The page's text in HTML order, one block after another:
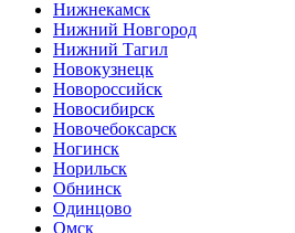
Нижнекамск
Нижний Новгород
Нижний Тагил
Новокузнецк
Новороссийск
Новосибирск
Новочебоксарск
Ногинск
Норильск
Обнинск
Одинцово
Омск